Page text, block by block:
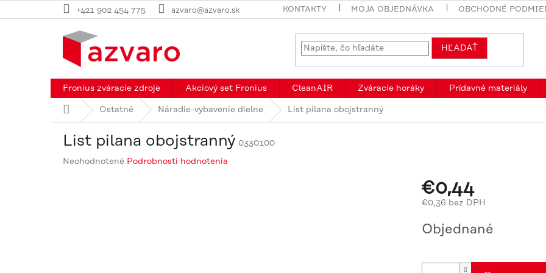
na
+421 902 454 775 azvaro@azvaro.sk KONTAKTY MOJA OBJEDNÁVKA OBCHODNÉ
HĽADAŤ
Fronius zváracie zdroje Akciový set Fronius CleanAIR Zváracie horáky Prídavné materiály
DomovOstatné Náradie-vybavenie dielne List pilana obojstranný
List pilana obojstranný 0330100
Priemerné
Neohodnotené Podrobnosti hodnotenia
€0,44
€0,36 bez DPH
cena:
Objednané